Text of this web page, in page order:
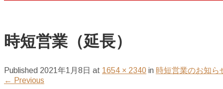
時短営業（延長）
Published 2021年1月8日 at 1654 × 2340 in 時短営業のお知ら
← Previous